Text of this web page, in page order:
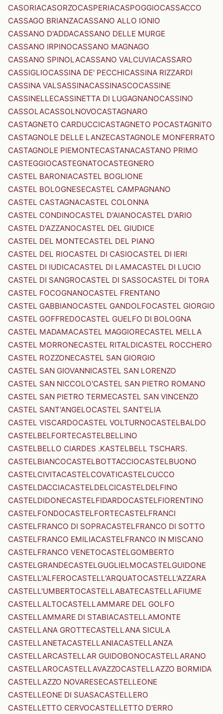
CASORIACASORZOCASPERIACASPOGGIOCASSACCO
CASSAGO BRIANZACASSANO ALLO IONIO
CASSANO D'ADDACASSANO DELLE MURGE
CASSANO IRPINOCASSANO MAGNAGO
CASSANO SPINOLACASSANO VALCUVIACASSARO
CASSIGLIOCASSINA DE' PECCHICASSINA RIZZARDI
CASSINA VALSASSINACASSINASCOCASSINE
CASSINELLECASSINETTA DI LUGAGNANOCASSINO
CASSOLACASSOLNOVOCASTAGNARO
CASTAGNETO CARDUCCICASTAGNETO POCASTAGNITO
CASTAGNOLE DELLE LANZECASTAGNOLE MONFERRATO
CASTAGNOLE PIEMONTECASTANACASTANO PRIMO
CASTEGGIOCASTEGNATOCASTEGNERO
CASTEL BARONIACASTEL BOGLIONE
CASTEL BOLOGNESECASTEL CAMPAGNANO
CASTEL CASTAGNACASTEL COLONNA
CASTEL CONDINOCASTEL D'AIANOCASTEL D'ARIO
CASTEL D'AZZANOCASTEL DEL GIUDICE
CASTEL DEL MONTECASTEL DEL PIANO
CASTEL DEL RIOCASTEL DI CASIOCASTEL DI IERI
CASTEL DI IUDICACASTEL DI LAMACASTEL DI LUCIO
CASTEL DI SANGROCASTEL DI SASSOCASTEL DI TORA
CASTEL FOCOGNANOCASTEL FRENTANO
CASTEL GABBIANOCASTEL GANDOLFOCASTEL GIORGIO
CASTEL GOFFREDOCASTEL GUELFO DI BOLOGNA
CASTEL MADAMACASTEL MAGGIORECASTEL MELLA
CASTEL MORRONECASTEL RITALDICASTEL ROCCHERO
CASTEL ROZZONECASTEL SAN GIORGIO
CASTEL SAN GIOVANNICASTEL SAN LORENZO
CASTEL SAN NICCOLO'CASTEL SAN PIETRO ROMANO
CASTEL SAN PIETRO TERMECASTEL SAN VINCENZO
CASTEL SANT'ANGELOCASTEL SANT'ELIA
CASTEL VISCARDOCASTEL VOLTURNOCASTELBALDO
CASTELBELFORTECASTELBELLINO
CASTELBELLO CIARDES .KASTELBELL TSCHARS.
CASTELBIANCOCASTELBOTTACCIOCASTELBUONO
CASTELCIVITACASTELCOVATICASTELCUCCO
CASTELDACCIACASTELDELCICASTELDELFINO
CASTELDIDONECASTELFIDARDOCASTELFIORENTINO
CASTELFONDOCASTELFORTECASTELFRANCI
CASTELFRANCO DI SOPRACASTELFRANCO DI SOTTO
CASTELFRANCO EMILIACASTELFRANCO IN MISCANO
CASTELFRANCO VENETOCASTELGOMBERTO
CASTELGRANDECASTELGUGLIELMOCASTELGUIDONE
CASTELL'ALFEROCASTELL'ARQUATOCASTELL'AZZARA
CASTELL'UMBERTOCASTELLABATECASTELLAFIUME
CASTELLALTOCASTELLAMMARE DEL GOLFO
CASTELLAMMARE DI STABIACASTELLAMONTE
CASTELLANA GROTTECASTELLANA SICULA
CASTELLANETACASTELLANIACASTELLANZA
CASTELLARCASTELLAR GUIDOBONOCASTELLARANO
CASTELLAROCASTELLAVAZZOCASTELLAZZO BORMIDA
CASTELLAZZO NOVARESECASTELLEONE
CASTELLEONE DI SUASACASTELLERO
CASTELLETTO CERVOCASTELLETTO D'ERRO